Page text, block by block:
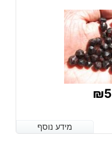
₪5
מידע נוסף
מידע נוסף